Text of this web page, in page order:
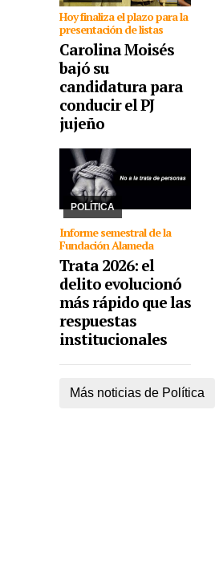
Hoy finaliza el plazo para la
presentación de listas
Carolina Moisés
bajó su
candidatura para
conducir el PJ
jujeño
POLÍTICA
Informe semestral de la
Fundación Alameda
Trata 2026: el
delito evolucionó
más rápido que las
respuestas
institucionales
30/07/2026 La ONU
impulsa desde 2014 el
30 de julio día para
proteger los derechos
de las víctimas. La
Fundación Alameda
combate el delito y ...
Más noticias de Política